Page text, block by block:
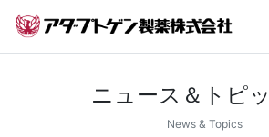
ニュース＆トピ
News & Topics